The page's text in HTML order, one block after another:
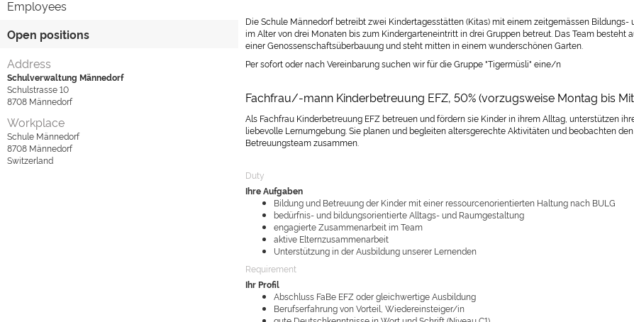
Employees
Open positions
Address
Schulverwaltung Männedorf
Schulstrasse 10
8708 Männedorf
Workplace
Schule Männedorf
8708 Männedorf
Switzerland
Die Schule Männedorf betreibt zwei Kindertagesstätten (Kitas) mit einem zeitgemässen
im Alter von drei Monaten bis zum Kindergarteneintritt in drei Gruppen betreut. Das Team besteht
einer Genossenschaftsüberbauung und steht mitten in einem wunderschönen Garten.
Per sofort oder nach Vereinbarung suchen wir für die Gruppe "Tigermüsli" eine/n
Fachfrau/-mann Kinderbetreuung EFZ, 50% (vorzugsweise Montag bis
Als Fachfrau Kinderbetreuung EFZ betreuen und fördern sie Kinder in ihrem Alltag, unterstützen
liebevolle Lernumgebung. Sie planen und begleiten altersgerechte Aktivitäten und beobachten
Betreuungsteam zusammen.
Duty
Ihre Aufgaben
Bildung und Betreuung der Kinder mit einer ressourcenorientierten Haltung nach BULG
bedürfnis- und bildungsorientierte Alltags- und Raumgestaltung
engagierte Zusammenarbeit im Team
aktive Elternzusammenarbeit
Unterstützung in der Ausbildung unserer Lernenden
Requirement
Ihr Profil
Abschluss FaBe EFZ oder gleichwertige Ausbildung
Berufserfahrung von Vorteil, Wiedereinsteiger/in